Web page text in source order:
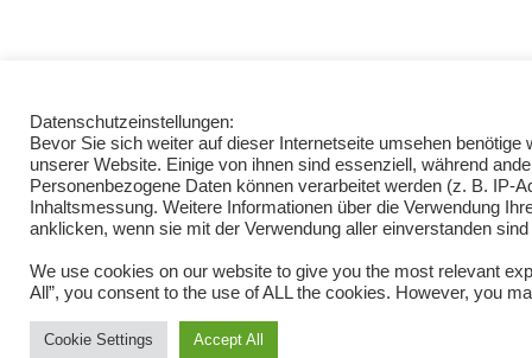
Datenschutzeinstellungen:
Bevor Sie sich weiter auf dieser Internetseite umsehen
unserer Website. Einige von ihnen sind essenziell, während
Personenbezogene Daten können verarbeitet werden (z. B. IP-
Inhaltsmessung. Weitere Informationen über die Verwendung
anklicken, wenn sie mit der Verwendung aller einverstanden
We use cookies on our website to give you the most relevant
All”, you consent to the use of ALL the cookies. However, you
Cookie Settings Accept All